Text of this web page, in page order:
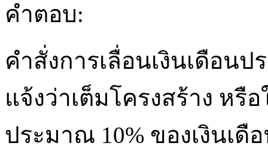
คำตอบ:
คำสั่งการเลื่อนเงินเดือน
แจ้งว่าเต็มโครงสร้าง หรื
ประมาณ 10% ของเงินเดื